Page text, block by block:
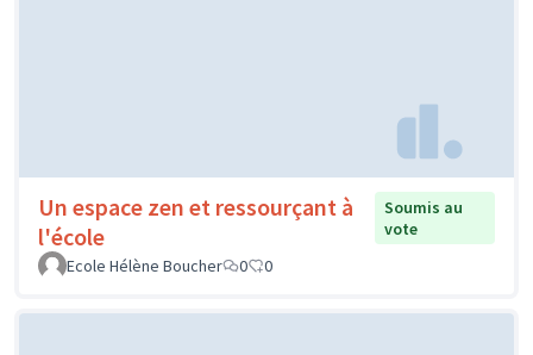
Un espace zen et ressourçant à
l'école
Soumis au
vote
Ecole Hélène Boucher
0 0